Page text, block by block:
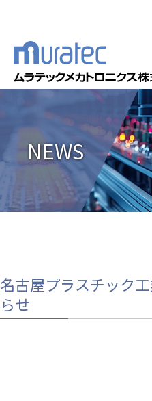
NEWS
名古屋プラスチック
らせ